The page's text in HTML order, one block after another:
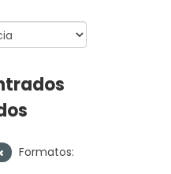
Formatos: